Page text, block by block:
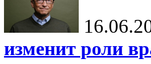
изменит роли